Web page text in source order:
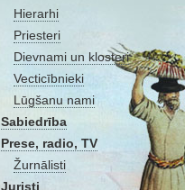
Hierarhi
Priesteri
Dievnami un klosteri
Vecticībnieki
Lūgšanu nami
Sabiedrība
Prese, radio, TV
Žurnālisti
Juristi